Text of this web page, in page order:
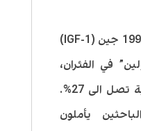
وادرج سويني في أواخر 1990 جين (IGF-1)
في الفئران،
وقام بتعزيز قوتها بنسبة تصل الى 27%.
يأملون